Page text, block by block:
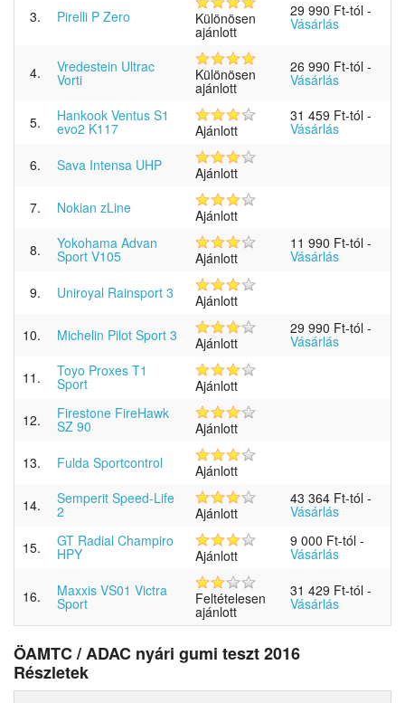
3. Pirelli P Zero Különösen
ajánlott
29 990 Ft-tól-
Vásárlás
4. Vredestein Ultrac
Vorti Különösen
ajánlott
26 990 Ft-tól-
Vásárlás
5. Hankook Ventus S1
evo2 K117 Ajánlott
31 459 Ft-tól-
Vásárlás
6.
Sava Intensa UHP
Ajánlott
7.
Nokian zLine
Ajánlott
8.
Yokohama Advan
Sport V105 Ajánlott
11 990 Ft-tól-
Vásárlás
9.
Uniroyal Rainsport 3
Ajánlott
10.
Michelin Pilot Sport 3 Ajánlott
29 990 Ft-tól-
Vásárlás
11.
Toyo Proxes T1
Sport
Ajánlott
12.
Firestone FireHawk
SZ 90
Ajánlott
13.
Fulda Sportcontrol
Ajánlott
14.
Semperit Speed-Life
2 Ajánlott
43 364 Ft-tól-
Vásárlás
15.
GT Radial Champiro
HPY Ajánlott
9 000 Ft-tól-
Vásárlás
16. Maxxis VS01 Victra
Sport Feltételesen
ajánlott
31 429 Ft-tól-
Vásárlás
ÖAMTC / ADAC nyári gumi teszt 2016
Részletek